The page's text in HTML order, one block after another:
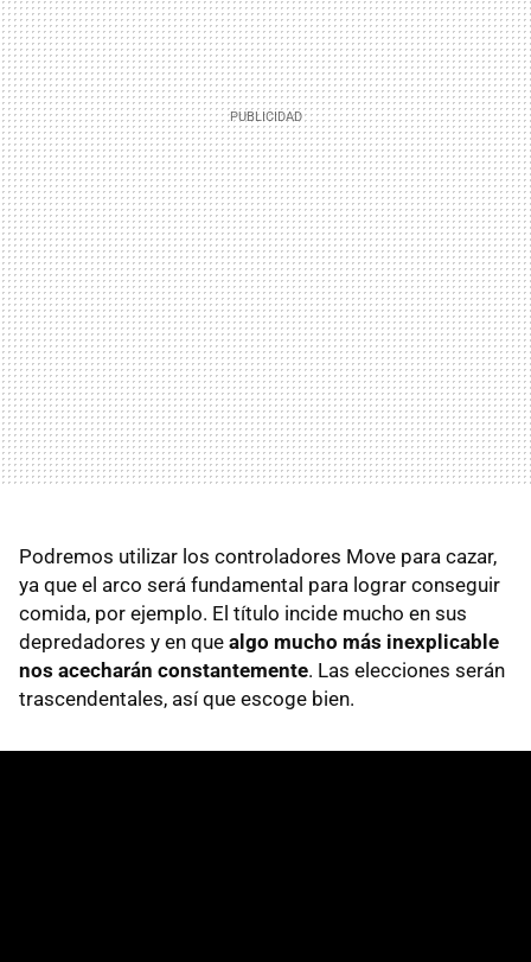
Podremos utilizar los controladores Move para cazar,
ya que el arco será fundamental para lograr conseguir
comida, por ejemplo. El título incide mucho en sus
depredadores y en que algo mucho más inexplicable
nos acecharán constantemente. Las elecciones serán
trascendentales, así que escoge bien.